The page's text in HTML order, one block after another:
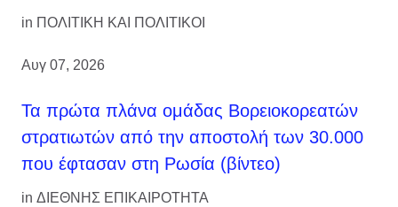
in ΠΟΛΙΤΙΚΗ ΚΑΙ ΠΟΛΙΤΙΚΟΙ
Αυγ 07, 2026
Τα πρώτα πλάνα ομάδας Βορειοκορεατών
στρατιωτών από την αποστολή των 30.000
που έφτασαν στη Ρωσία (βίντεο)
in ΔΙΕΘΝΗΣ ΕΠΙΚΑΙΡΟΤΗΤΑ